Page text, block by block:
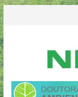
Skip
to
content